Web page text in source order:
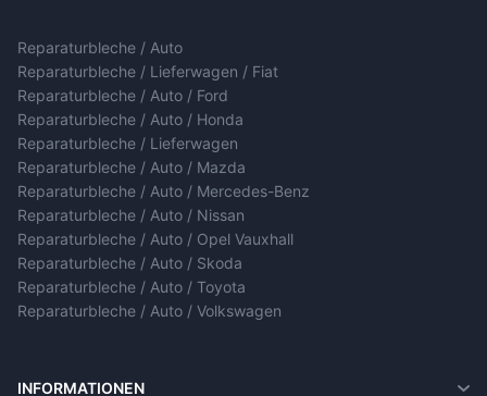
Reparaturbleche / Auto
Reparaturbleche / Lieferwagen / Fiat
Reparaturbleche / Auto / Ford
Reparaturbleche / Auto / Honda
Reparaturbleche / Lieferwagen
Reparaturbleche / Auto / Mazda
Reparaturbleche / Auto / Mercedes-Benz
Reparaturbleche / Auto / Nissan
Reparaturbleche / Auto / Opel Vauxhall
Reparaturbleche / Auto / Skoda
Reparaturbleche / Auto / Toyota
Reparaturbleche / Auto / Volkswagen
INFORMATIONEN